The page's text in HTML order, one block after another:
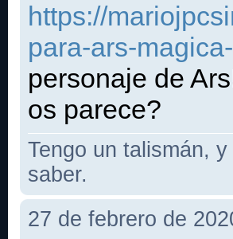
https://
para-ars-
personaje de
os parece?
Tengo un talismán,
saber.
27 de febrero de